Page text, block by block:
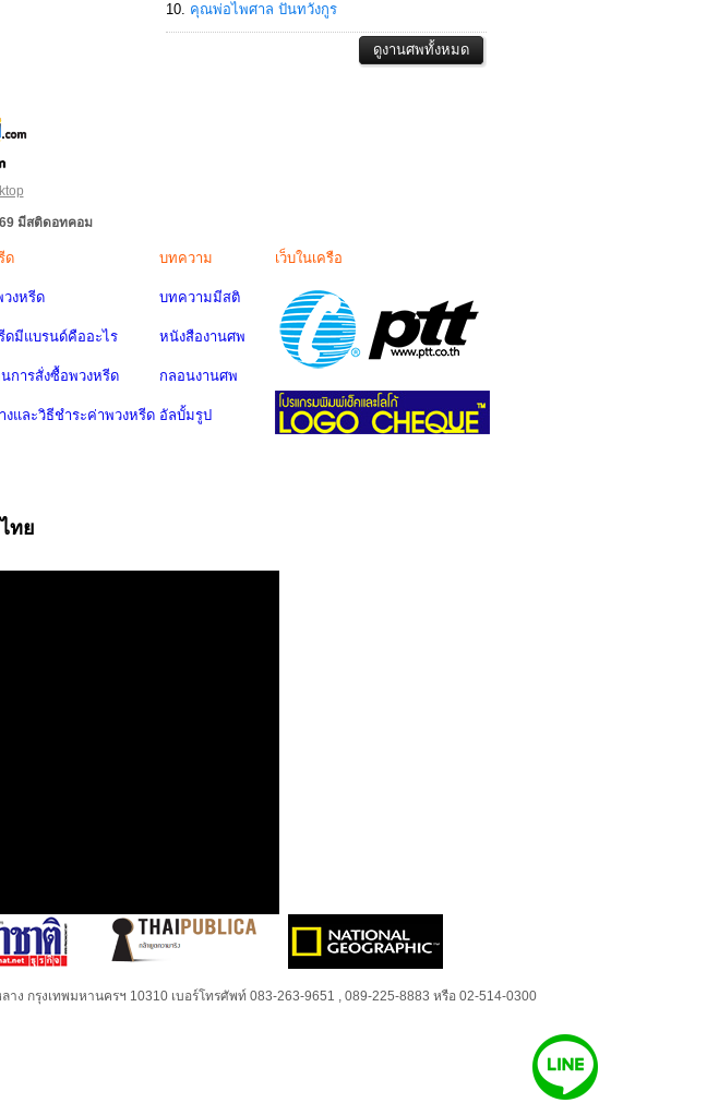
คุณพ่อไพศาล ปันทวังกูร
มีสติดอทคอม
ด
วงหรีด
ดมีแบรนด์คืออะไร
การสั่งซื้อพวงหรีด
งและวิธีชำระค่าพวงหรีด
บทความ
บทความมีสติ
หนังสืองานศพ
กลอนงานศพ
อัลบั้มรูป
เว็บในเครือ
ทย
ง กรุงเทพมหานครฯ 10310 เบอร์โทรศัพท์ 083-263-9651 , 089-225-8883 หรือ 02-514-0300